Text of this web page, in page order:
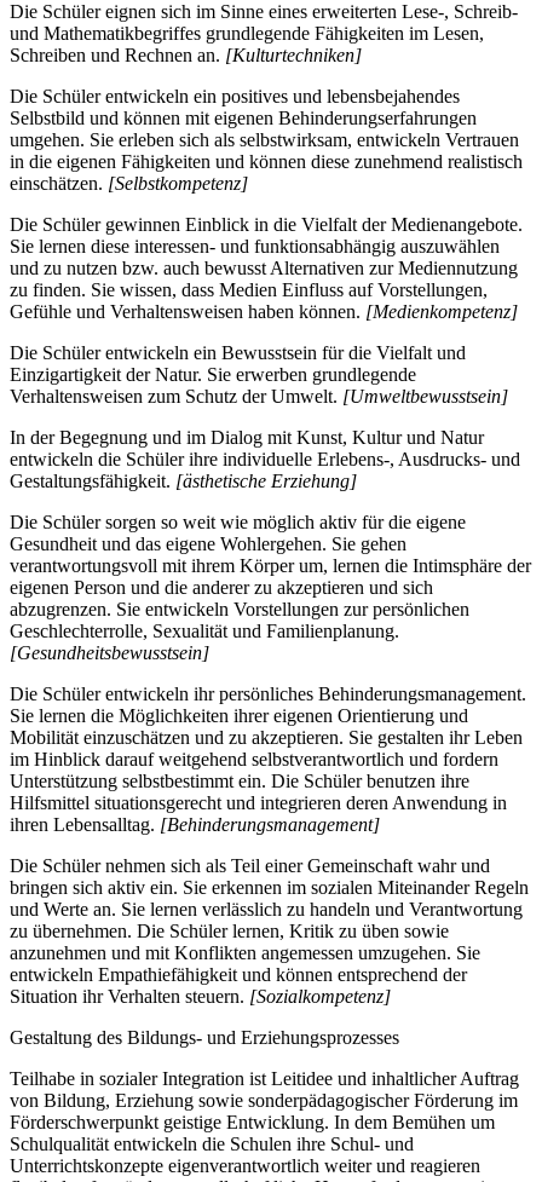
Die Schüler eignen sich im Sinne eines erweiterten Lese-, Schreib-
und Mathematikbegriffes grundlegende Fähigkeiten im Lesen,
Schreiben und Rechnen an. [Kulturtechniken]
Die Schüler entwickeln ein positives und lebensbejahendes
Selbstbild und können mit eigenen Behinderungserfahrungen
umgehen. Sie erleben sich als selbstwirksam, entwickeln Vertrauen
in die eigenen Fähigkeiten und können diese zunehmend realistisch
einschätzen. [Selbstkompetenz]
Die Schüler gewinnen Einblick in die Vielfalt der Medienangebote.
Sie lernen diese interessen- und funktionsabhängig auszuwählen
und zu nutzen bzw. auch bewusst Alternativen zur Mediennutzung
zu finden. Sie wissen, dass Medien Einfluss auf Vorstellungen,
Gefühle und Verhaltensweisen haben können. [Medienkompetenz]
Die Schüler entwickeln ein Bewusstsein für die Vielfalt und
Einzigartigkeit der Natur. Sie erwerben grundlegende
Verhaltensweisen zum Schutz der Umwelt. [Umweltbewusstsein]
In der Begegnung und im Dialog mit Kunst, Kultur und Natur
entwickeln die Schüler ihre individuelle Erlebens-, Ausdrucks- und
Gestaltungsfähigkeit. [ästhetische Erziehung]
Die Schüler sorgen so weit wie möglich aktiv für die eigene
Gesundheit und das eigene Wohlergehen. Sie gehen
verantwortungsvoll mit ihrem Körper um, lernen die Intimsphäre der
eigenen Person und die anderer zu akzeptieren und sich
abzugrenzen. Sie entwickeln Vorstellungen zur persönlichen
Geschlechterrolle, Sexualität und Familienplanung.
[Gesundheitsbewusstsein]
Die Schüler entwickeln ihr persönliches Behinderungsmanagement.
Sie lernen die Möglichkeiten ihrer eigenen Orientierung und
Mobilität einzuschätzen und zu akzeptieren. Sie gestalten ihr Leben
im Hinblick darauf weitgehend selbstverantwortlich und fordern
Unterstützung selbstbestimmt ein. Die Schüler benutzen ihre
Hilfsmittel situationsgerecht und integrieren deren Anwendung in
ihren Lebensalltag. [Behinderungsmanagement]
Die Schüler nehmen sich als Teil einer Gemeinschaft wahr und
bringen sich aktiv ein. Sie erkennen im sozialen Miteinander Regeln
und Werte an. Sie lernen verlässlich zu handeln und Verantwortung
zu übernehmen. Die Schüler lernen, Kritik zu üben sowie
anzunehmen und mit Konflikten angemessen umzugehen. Sie
entwickeln Empathiefähigkeit und können entsprechend der
Situation ihr Verhalten steuern. [Sozialkompetenz]
Gestaltung des Bildungs- und Erziehungsprozesses
Teilhabe in sozialer Integration ist Leitidee und inhaltlicher Auftrag
von Bildung, Erziehung sowie sonderpädagogischer Förderung im
Förderschwerpunkt geistige Entwicklung. In dem Bemühen um
Schulqualität entwickeln die Schulen ihre Schul- und
Unterrichtskonzepte eigenverantwortlich weiter und reagieren